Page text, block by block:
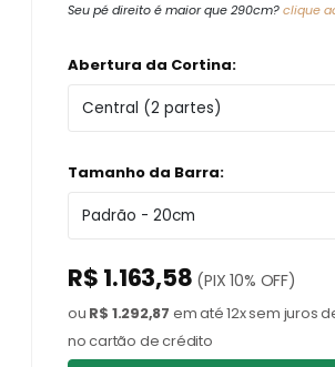
Seu pé direito é maior que 290cm?clique
Abertura da Cortina:
Tamanho da Barra:
R$ 1.163,58 (PIX 10% OFF)
ou R$ 1.292,87 em até 12x sem juros
no cartão de crédito